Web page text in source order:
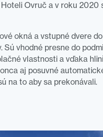
Ovruč a v roku 2020
okná a vstupné dvere
vhodné presne do
vlastnosti a vďaka
aj posuvné
na to aby sa prekonávali.